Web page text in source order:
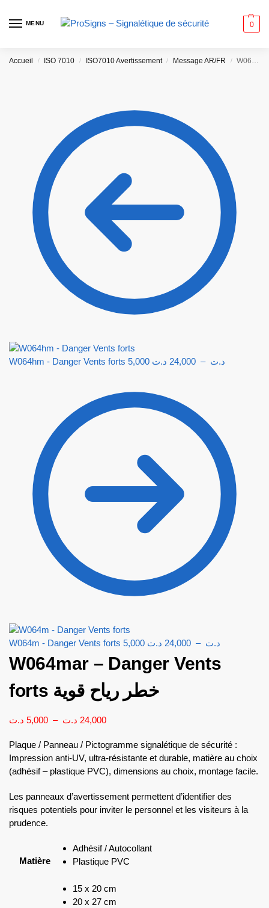
MENU 0
Accueil / ISO 7010 / ISO7010 Avertissement / Message AR/FR /
W064hm - Danger Vents forts 5,000 د.ت –
24,000 د.ت
W064m - Danger Vents forts 5,000 د.ت –
24,000 د.ت
W064mar – Danger Vents
forts خطر رياح قوية
5,000 د.ت – 24,000 د.ت
Plaque / Panneau / Pictogramme signalétique de sécurité :
Impression anti-UV, ultra-résistante et durable, matière au choix
(adhésif – plastique PVC), dimensions au choix, montage facile.
Les panneaux d’avertissement permettent d’identifier des
risques potentiels pour inviter le personnel et les visiteurs à la
prudence.
Matière
Adhésif / Autocollant
Plastique PVC
15 x 20 cm
20 x 27 cm